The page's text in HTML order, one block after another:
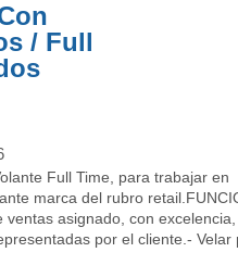
/ Full
Full Time, para trabajar en
marca del rubro
asignado, con excelencia,
por el cliente.- Velar